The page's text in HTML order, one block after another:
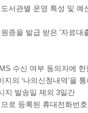
서관별 운영 특성 및
증을 발급 받은 '자료
수신 여부 동의자에 한
의 ‘나의신청내역’을
지 발송일 제외 3일간
로 등록된 휴대전화번